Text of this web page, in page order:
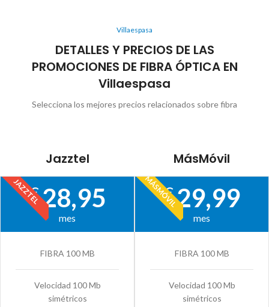
Villaespasa
DETALLES Y PRECIOS DE LAS
PROMOCIONES DE FIBRA ÓPTICA EN
Villaespasa
Selecciona los mejores precios relacionados sobre fibra
Jazztel
JAZZTEL
€28,95
mes
FIBRA 100 MB
Velocidad 100 Mb
simétricos
MásMóvil
MÁSMÓVIL
€29,99
mes
FIBRA 100 MB
Velocidad 100 Mb
simétricos